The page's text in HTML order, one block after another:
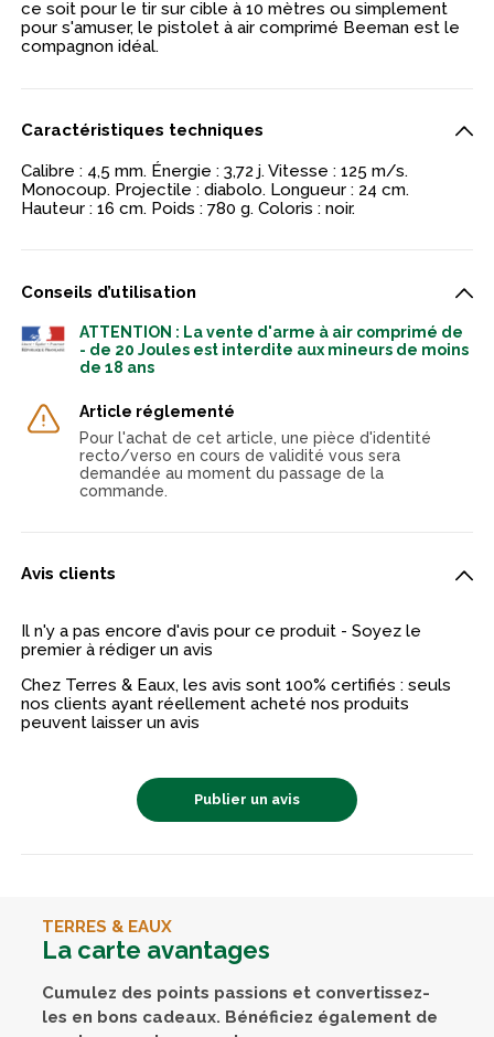
ce soit pour le tir sur cible à 10 mètres ou simplement
pour s'amuser, le pistolet à air comprimé Beeman est le
compagnon idéal.
Caractéristiques techniques
Calibre : 4,5 mm. Énergie : 3,72 j. Vitesse : 125 m/s.
Monocoup. Projectile : diabolo. Longueur : 24 cm.
Hauteur : 16 cm. Poids : 780 g. Coloris : noir.
Conseils d’utilisation
ATTENTION : La vente d'arme à air comprimé de
- de 20 Joules est interdite aux mineurs de moins
de 18 ans
Article réglementé
Pour l'achat de cet article, une pièce d'identité
recto/verso en cours de validité vous sera
demandée au moment du passage de la
commande.
Avis clients
Il n'y a pas encore d'avis pour ce produit - Soyez le
premier à rédiger un avis
Chez Terres & Eaux, les avis sont 100% certifiés : seuls
nos clients ayant réellement acheté nos produits
peuvent laisser un avis
Publier un avis
TERRES & EAUX
La carte avantages
Cumulez des points passions et convertissez-
les en bons cadeaux. Bénéficiez également de